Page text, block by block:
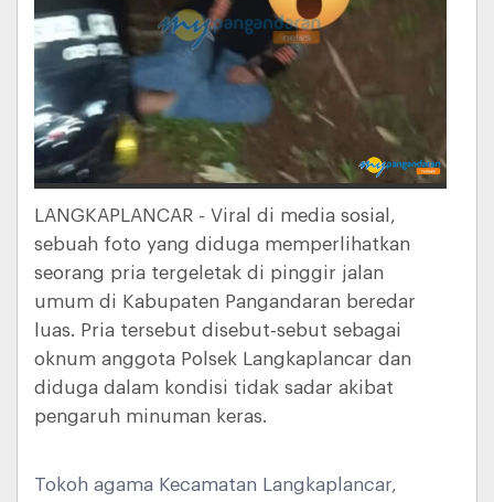
LANGKAPLANCAR - Viral di media sosial,
sebuah foto yang diduga memperlihatkan
seorang pria tergeletak di pinggir jalan
umum di Kabupaten Pangandaran beredar
luas. Pria tersebut disebut-sebut sebagai
oknum anggota Polsek Langkaplancar dan
diduga dalam kondisi tidak sadar akibat
pengaruh minuman keras.
Tokoh agama Kecamatan Langkaplancar,